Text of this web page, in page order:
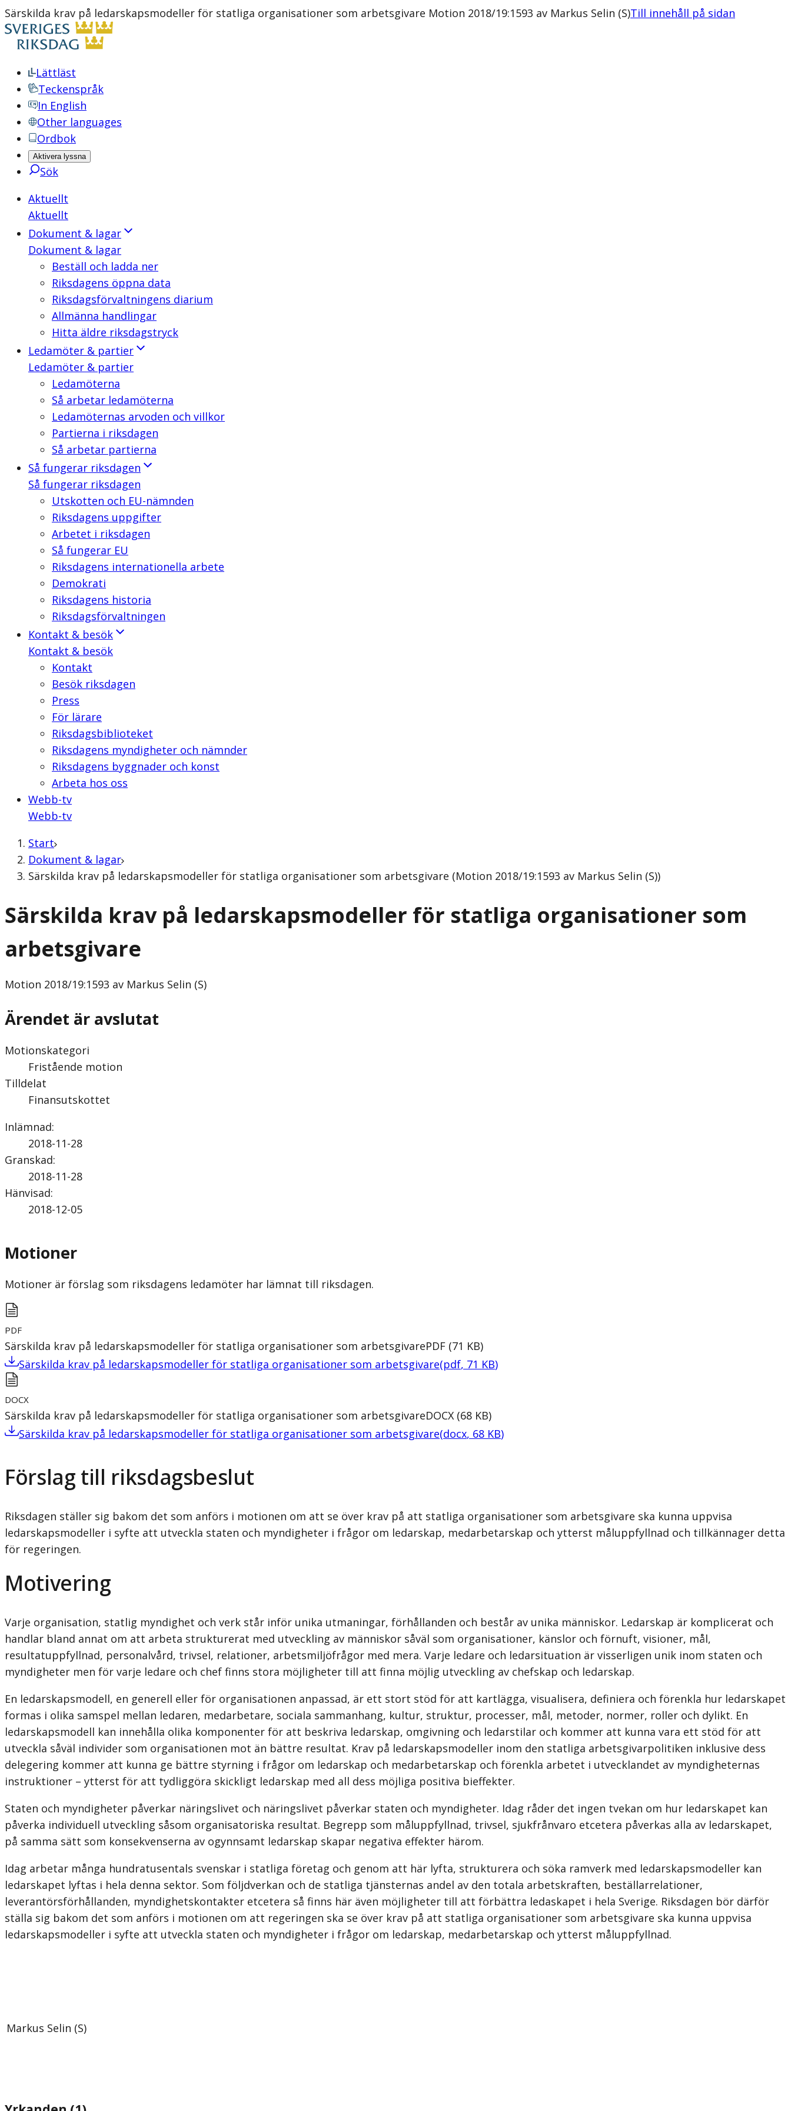
Särskilda krav på ledarskapsmodeller för statliga organisationer som arbetsgivare Motion 2018/19:1593 av Markus Selin (S)Till innehåll på sidan
Lättläst
Teckenspråk
In English
Other languages
Ordbok
Aktivera lyssna
Sök
Aktuellt
Aktuellt
Dokument & lagar
Dokument & lagar
Beställ och ladda ner
Riksdagens öppna data
Riksdagsförvaltningens diarium
Allmänna handlingar
Hitta äldre riksdagstryck
Ledamöter & partier
Ledamöter & partier
Ledamöterna
Så arbetar ledamöterna
Ledamöternas arvoden och villkor
Partierna i riksdagen
Så arbetar partierna
Så fungerar riksdagen
Så fungerar riksdagen
Utskotten och EU-nämnden
Riksdagens uppgifter
Arbetet i riksdagen
Så fungerar EU
Riksdagens internationella arbete
Demokrati
Riksdagens historia
Riksdagsförvaltningen
Kontakt & besök
Kontakt & besök
Kontakt
Besök riksdagen
Press
För lärare
Riksdagsbiblioteket
Riksdagens myndigheter och nämnder
Riksdagens byggnader och konst
Arbeta hos oss
Webb-tv
Webb-tv
Start
Dokument & lagar
Särskilda krav på ledarskapsmodeller för statliga organisationer som arbetsgivare (Motion 2018/19:1593 av Markus Selin (S))
Särskilda krav på ledarskapsmodeller för statliga organisationer som
arbetsgivare
Motion 2018/19:1593 av Markus Selin (S)
Ärendet är avslutat
Motionskategori
Fristående motion
Tilldelat
Finansutskottet
Inlämnad:
2018-11-28
Granskad:
2018-11-28
Hänvisad:
2018-12-05
Motioner
Motioner är förslag som riksdagens ledamöter har lämnat till riksdagen.
PDF
Särskilda krav på ledarskapsmodeller för statliga organisationer som arbetsgivarePDF (71 KB)
Särskilda krav på ledarskapsmodeller för statliga organisationer som arbetsgivare(pdf, 71 KB)
DOCX
Särskilda krav på ledarskapsmodeller för statliga organisationer som arbetsgivareDOCX (68 KB)
Särskilda krav på ledarskapsmodeller för statliga organisationer som arbetsgivare(docx, 68 KB)
Förslag till riksdagsbeslut
Riksdagen ställer sig bakom det som anförs i motionen om att se över krav på att statliga organisationer som arbetsgivare ska kunna uppvisa
ledarskapsmodeller i syfte att utveckla staten och myndigheter i frågor om ledarskap, medarbetarskap och ytterst måluppfyllnad och tillkännager detta
för regeringen.
Motivering
Varje organisation, statlig myndighet och verk står inför unika utmaningar, förhållanden och består av unika människor. Ledarskap är komplicerat och
handlar bland annat om att arbeta strukturerat med utveckling av människor såväl som organisationer, känslor och förnuft, visioner, mål,
resultatuppfyllnad, personalvård, trivsel, relationer, arbets­miljöfrågor med mera. Varje ledare och ledarsituation är visserligen unik inom staten och
myndigheter men för varje ledare och chef finns stora möjligheter till att finna möjlig utveckling av chefskap och ledarskap.
En ledarskapsmodell, en generell eller för organisationen anpassad, är ett stort stöd för att kartlägga, visualisera, definiera och förenkla hur ledarskapet
formas i olika samspel mellan ledaren, medarbetare, sociala sammanhang, kultur, struktur, processer, mål, metoder, normer, roller och dylikt. En
ledarskapsmodell kan innehålla olika komponenter för att beskriva ledarskap, omgivning och ledarstilar och kommer att kunna vara ett stöd för att
utveckla såväl individer som organisationen mot än bättre resultat. Krav på ledarskapsmodeller inom den statliga arbetsgivarpolitiken inklusive dess
delegering kommer att kunna ge bättre styrning i frågor om ledarskap och medarbetarskap och förenkla arbetet i utvecklandet av myndigheternas
instruktioner – ytterst för att tydliggöra skickligt ledarskap med all dess möjliga positiva bieffekter.
Staten och myndigheter påverkar näringslivet och näringslivet påverkar staten och myndigheter. Idag råder det ingen tvekan om hur ledarskapet kan
påverka individuell utveckling såsom organisatoriska resultat. Begrepp som måluppfyllnad, trivsel, sjukfrånvaro etcetera påverkas alla av ledarskapet,
på samma sätt som konsekvenserna av ogynnsamt ledarskap skapar negativa effekter härom.
Idag arbetar många hundratusentals svenskar i statliga företag och genom att här lyfta, strukturera och söka ramverk med ledarskapsmodeller kan
ledarskapet lyftas i hela denna sektor. Som följdverkan och de statliga tjänsternas andel av den totala arbetskraften, beställarrelationer,
leverantörsförhållanden, myndighetskontakter etcetera så finns här även möjligheter till att förbättra ledaskapet i hela Sverige. Riksdagen bör därför
ställa sig bakom det som anförs i motionen om att regeringen ska se över krav på att statliga organisationer som arbetsgivare ska kunna uppvisa
ledarskapsmodeller i syfte att utveckla staten och myndigheter i frågor om ledarskap, medarbetarskap och ytterst måluppfyllnad.
Markus Selin (S)